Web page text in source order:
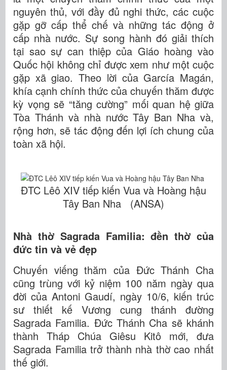
nguyên thủ, với đầy đủ nghi thức, các cuộc
gặp gỡ cấp thể chế và những tác động ở
cấp nhà nước. Sự song hành đó giải thích
tại sao sự can thiệp của Giáo hoàng vào
Quốc hội không chỉ được xem như một cuộc
gặp xã giao. Theo lời của García Magán,
khía cạnh chính thức của chuyến thăm được
kỳ vọng sẽ “tăng cường” mối quan hệ giữa
Tòa Thánh và nhà nước Tây Ban Nha và,
rộng hơn, sẽ tác động đến lợi ích chung của
toàn xã hội.
ĐTC Lêô XIV tiếp kiến Vua và Hoàng hậu
Tây Ban Nha (ANSA)
Nhà thờ Sagrada Familia: đền thờ của
đức tin và vẻ đẹp
Chuyến viếng thăm của Đức Thánh Cha
cũng trùng với kỷ niệm 100 năm ngày qua
đời của Antoni Gaudí, ngày 10/6, kiến trúc
sư thiết kế Vương cung thánh đường
Sagrada Familia. Đức Thánh Cha sẽ khánh
thành Tháp Chúa Giêsu Kitô mới, đưa
Sagrada Familia trở thành nhà thờ cao nhất
thế giới.